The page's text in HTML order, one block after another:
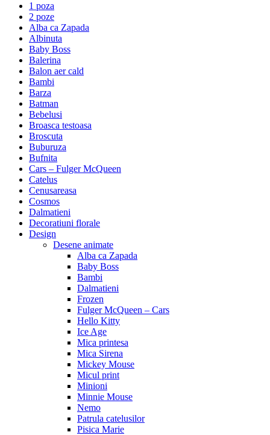
1 poza
2 poze
Alba ca Zapada
Albinuta
Baby Boss
Balerina
Balon aer cald
Bambi
Barza
Batman
Bebelusi
Broasca testoasa
Broscuta
Buburuza
Bufnita
Cars – Fulger McQueen
Catelus
Cenusareasa
Cosmos
Dalmatieni
Decoratiuni florale
Design
Desene animate
Alba ca Zapada
Baby Boss
Bambi
Dalmatieni
Frozen
Fulger McQueen – Cars
Hello Kitty
Ice Age
Mica printesa
Mica Sirena
Mickey Mouse
Micul print
Minioni
Minnie Mouse
Nemo
Patrula catelusilor
Pisica Marie